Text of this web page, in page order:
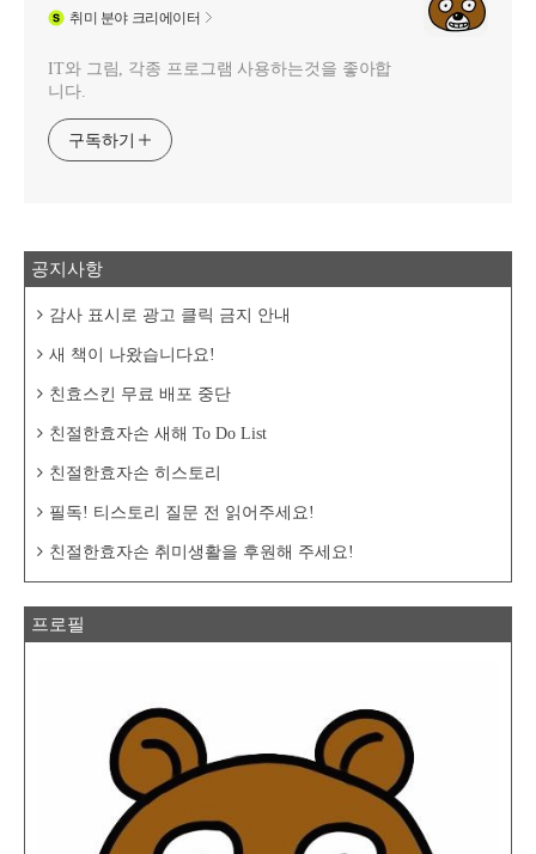
취미 분야 크리에이터
IT와 그림, 각종 프로그램 사용하는것을 좋아합
니다.
구독하기
공지사항
감사 표시로 광고 클릭 금지 안내
새 책이 나왔습니다요!
친효스킨 무료 배포 중단
친절한효자손 새해 To Do List
친절한효자손 히스토리
필독! 티스토리 질문 전 읽어주세요!
친절한효자손 취미생활을 후원해 주세요!
프로필